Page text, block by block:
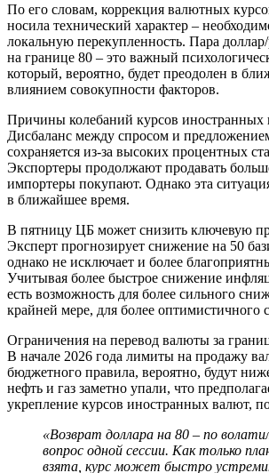
По его словам, коррекция валютных
носила технический характер –
локальную перекупленность. Пара
на границе 80 – это важный
который, вероятно, будет преодолен в
влиянием совокупности факторов.
Причины колебаний курсов иностранных
Дисбаланс между спросом и
сохраняется из-за высоких процентных
Экспортеры продолжают продавать
импортеры покупают. Однако эта
в ближайшее время.
В пятницу ЦБ может снизить ключевую
Эксперт прогнозирует снижение на 50
однако не исключает и более
Учитывая более быстрое снижение
есть возможность для более сильного
крайней мере, для более оптимистичного
Ограничения на перевод валюты за
В начале 2026 года лимиты на продажу
бюджетного правила, вероятно, будут
нефть и газ заметно упали, что
укрепление курсов иностранных валют,
«Возврат доллара на 80 – по
вопрос одной сессии. Как только
взята, курс может быстро